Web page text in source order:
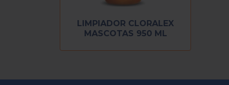
LIMPIADOR CLORALEX
MASCOTAS 950 ML